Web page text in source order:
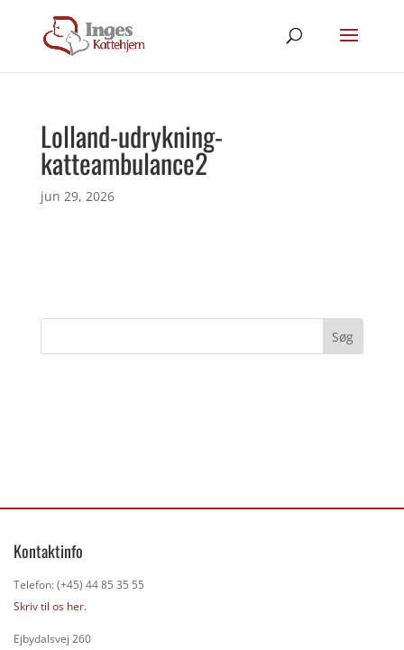
Lolland-udrykning-
katteambulance2
jun 29, 2026
Kontaktinfo
Telefon: (+45) 44 85 35 55
Skriv til os her.
Ejbydalsvej 260